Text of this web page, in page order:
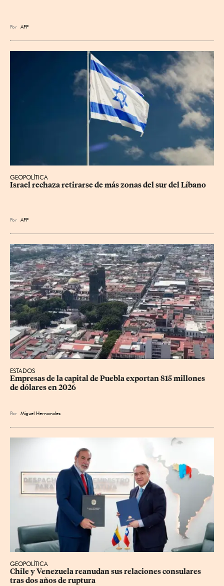
Por AFP
GEOPOLÍTICA
Israel rechaza retirarse de más zonas del sur del Líbano
Por AFP
ESTADOS
Empresas de la capital de Puebla exportan 815 millones
de dólares en 2026
Por Miguel Hernandez
GEOPOLÍTICA
Chile y Venezuela reanudan sus relaciones consulares
tras dos años de ruptura